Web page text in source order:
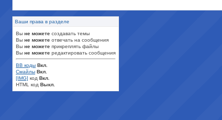
Ваши права в разделе
Вы не можете создавать темы
Вы не можете отвечать на сообщения
Вы не можете прикреплять файлы
Вы не можете редактировать сообщения
BB коды Вкл.
Смайлы Вкл.
[IMG] код Вкл.
HTML код Выкл.